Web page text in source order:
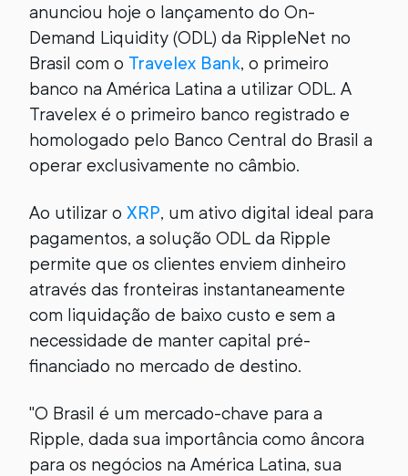
anunciou hoje o lançamento do On-
Demand Liquidity (ODL) da RippleNet no
Brasil com o Travelex Bank, o primeiro
banco na América Latina a utilizar ODL. A
Travelex é o primeiro banco registrado e
homologado pelo Banco Central do Brasil a
operar exclusivamente no câmbio.
Ao utilizar o XRP, um ativo digital ideal para
pagamentos, a solução ODL da Ripple
permite que os clientes enviem dinheiro
através das fronteiras instantaneamente
com liquidação de baixo custo e sem a
necessidade de manter capital pré-
financiado no mercado de destino.
"O Brasil é um mercado-chave para a
Ripple, dada sua importância como âncora
para os negócios na América Latina, sua